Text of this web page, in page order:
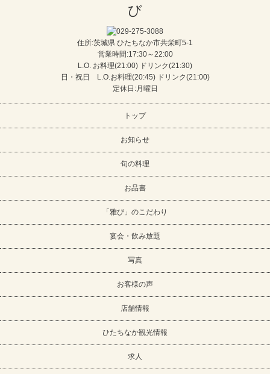
住所:茨城県 ひたちなか市共栄町5-1
営業時間:17:30～22:00
L.O. お料理(21:00) ドリンク(21:30)
日・祝日 L.O.お料理(20:45) ドリンク(21:00)
定休日:月曜日
トップ
お知らせ
旬の料理
お品書
「雅び」のこだわり
宴会・飲み放題
写真
お客様の声
店舗情報
ひたちなか観光情報
求人